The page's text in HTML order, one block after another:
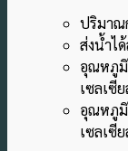
ปริมาณ
ส่งน้ำไ
อุณหภูมิ
เซลเซี
อุณหภูมิ
เซลเซี